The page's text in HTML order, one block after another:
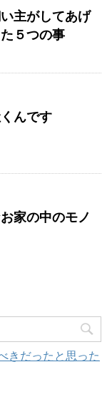
主がしてあげ
５つの事
んです
家の中のモノ
きだったと思った